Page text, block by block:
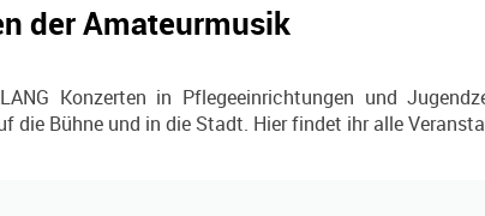
der Amateurmusik
Konzerten in Pflegeeinrichtungen und
die Bühne und in die Stadt. Hier findet ihr alle